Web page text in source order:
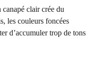
clair crée du
les couleurs foncées
d’accumuler trop de tons